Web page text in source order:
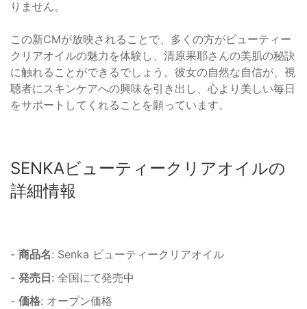
りません。
この新CMが放映されることで、多くの方がビューティー
クリアオイルの魅力を体験し、清原果耶さんの美肌の秘訣
に触れることができるでしょう。彼女の自然な自信が、視
聴者にスキンケアへの興味を引き出し、心より美しい毎日
をサポートしてくれることを願っています。
SENKAビューティークリアオイルの
詳細情報
- 商品名: Senka ビューティークリアオイル
- 発売日 : 全国にて発売中
- 価格: オープン価格